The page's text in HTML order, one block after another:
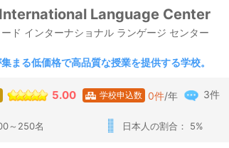
Language Center
ド インターナショナル ランゲージ センター
まる低価格で高品質な授業を提供する学校。
5.00 学校申込数 0件/年 3件
～250名 日本人の割合： 5%